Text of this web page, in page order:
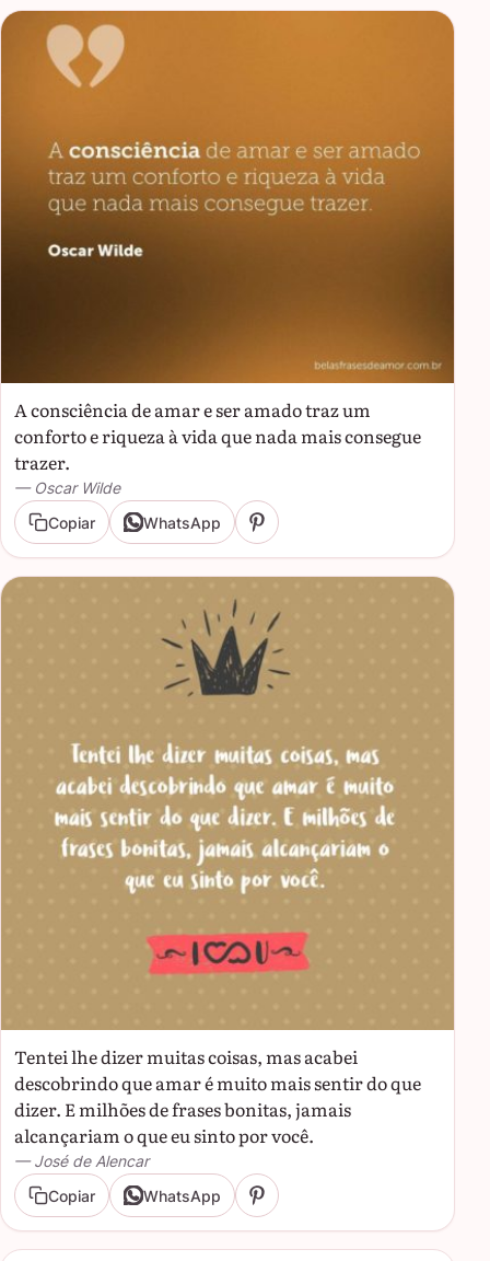
A consciência de amar e ser amado traz um
conforto e riqueza à vida que nada mais consegue
trazer.
— Oscar Wilde
Copiar
WhatsApp
Tentei lhe dizer muitas coisas, mas acabei
descobrindo que amar é muito mais sentir do que
dizer. E milhões de frases bonitas, jamais
alcançariam o que eu sinto por você.
— José de Alencar
Copiar
WhatsApp